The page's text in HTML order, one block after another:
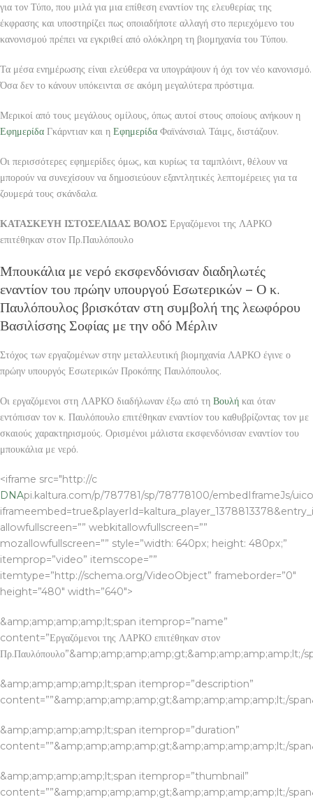
για τον Τύπο, που μιλά για μια επίθεση εναντίον της ελευθερίας της
έκφρασης και υποστηρίζει πως οποιαδήποτε αλλαγή στο περιεχόμενο του
κανονισμού πρέπει να εγκριθεί από ολόκληρη τη βιομηχανία του Τύπου.
Τα μέσα ενημέρωσης είναι ελεύθερα να υπογράψουν ή όχι τον νέο κανονισμό.
Όσα δεν το κάνουν υπόκεινται σε ακόμη μεγαλύτερα πρόστιμα.
Μερικοί από τους μεγάλους ομίλους, όπως αυτοί στους οποίους ανήκουν η
Εφημερίδα Γκάρντιαν και η Εφημερίδα Φαϊνάνσιαλ Τάιμς, διστάζουν.
Οι περισσότερες εφημερίδες όμως, και κυρίως τα ταμπλόιντ, θέλουν να
μπορούν να συνεχίσουν να δημοσιεύουν εξαντλητικές λεπτομέρειες για τα
ζουμερά τους σκάνδαλα.
ΚΑΤΑΣΚΕΥΗ ΙΣΤΟΣΕΛΙΔΑΣ ΒΟΛΟΣ Εργαζόμενοι της ΛΑΡΚΟ
επιτέθηκαν στον Πρ.Παυλόπουλο
Μπουκάλια με νερό εκσφενδόνισαν διαδηλωτές
εναντίον του πρώην υπουργού Εσωτερικών – Ο κ.
Παυλόπουλος βρισκόταν στη συμβολή της λεωφόρου
Βασιλίσσης Σοφίας με την οδό Μέρλιν
Στόχος των εργαζομένων στην μεταλλευτική βιομηχανία ΛΑΡΚΟ έγινε ο
πρώην υπουργός Εσωτερικών Προκόπης Παυλόπουλος.
Οι εργαζόμενοι στη ΛΑΡΚΟ διαδήλωναν έξω από τη Βουλή και όταν
εντόπισαν τον κ. Παυλόπουλο επιτέθηκαν εναντίον του καθυβρίζοντας τον με
σκαιούς χαρακτηρισμούς. Ορισμένοι μάλιστα εκσφενδόνισαν εναντίον του
μπουκάλια με νερό.
<iframe src="http://c
DNApi.kaltura.com/p/787781/sp/78778100/embedIframeJs/
allowfullscreen=”” webkitallowfullscreen=””
mozallowfullscreen=”” style=”width: 640px; height: 480px;”
itemprop=”video” itemscope=””
itemtype=”http://schema.org/VideoObject” frameborder=”0″
height=”480″ width=”640″>
&amp;amp;amp;amp;lt;span itemprop=”name”
content=”Εργαζόμενοι της ΛΑΡΚΟ επιτέθηκαν στον
&amp;amp;amp;amp;lt;span itemprop=”description”
content=””&amp;amp;amp;amp;gt;&amp;amp;amp;amp;lt;/
&amp;amp;amp;amp;lt;span itemprop=”duration”
content=””&amp;amp;amp;amp;gt;&amp;amp;amp;amp;lt;/
&amp;amp;amp;amp;lt;span itemprop=”thumbnail”
content=””&amp;amp;amp;amp;gt;&amp;amp;amp;amp;lt;/